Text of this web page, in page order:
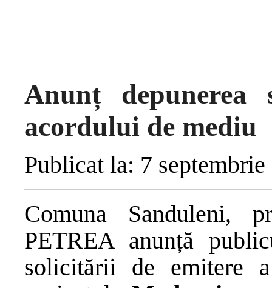
Anunț
acordului de mediu
Publicat la: 7 septembrie
Comuna Sanduleni,
PETREA anunță
solicitării de emitere